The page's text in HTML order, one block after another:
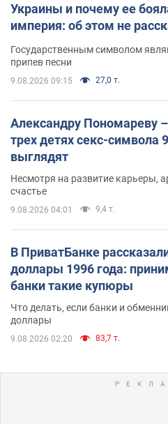
Украины и почему ее
империя: об этом не
Государственным символом
припев песни
9.08.2026 09:15 27,0 т.
Александру Пономареву
трех детях секс-символа
выглядят
Несмотря на развитие карьеры,
счастье
9.08.2026 04:01 9,4 т.
В ПриватБанке
доллары 1996 года:
банки такие купюры
Что делать, если банки и
доллары
9.08.2026 02:20 83,7 т.